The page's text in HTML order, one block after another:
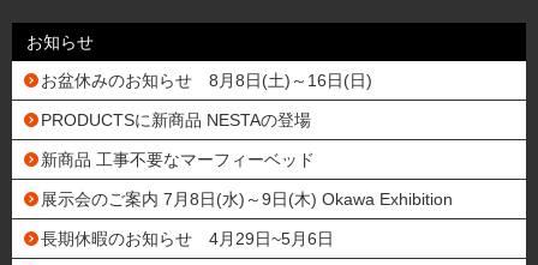
お知らせ
お盆休みのお知らせ 8月8日(土)～16日(日)
PRODUCTSに新商品 NESTAの登場
新商品 工事不要なマーフィーベッド
展示会のご案内 7月8日(水)～9日(木) Okawa Exhibition
長期休暇のお知らせ 4月29日~5月6日